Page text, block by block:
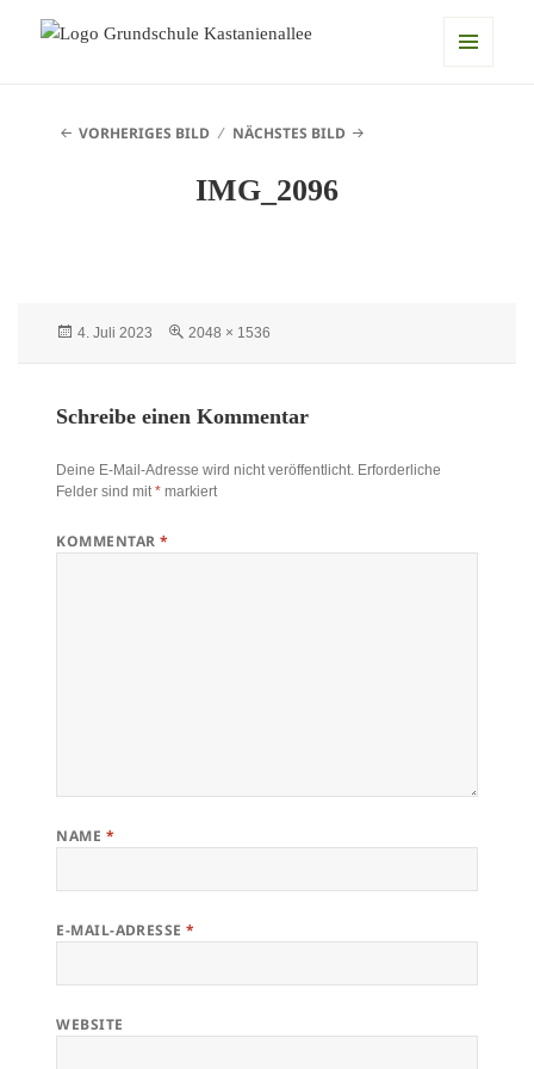
VORHERIGES BILD NÄCHSTES BILD
IMG_2096
Veröffentlicht
4. Juli 2023 Originalgröße
2048 × 1536
Schreibe einen Kommentar
Deine E-Mail-Adresse wird nicht veröffentlicht. Erforderliche
Felder sind mit* markiert
KOMMENTAR *
NAME *
E-MAIL-ADRESSE*
WEBSITE